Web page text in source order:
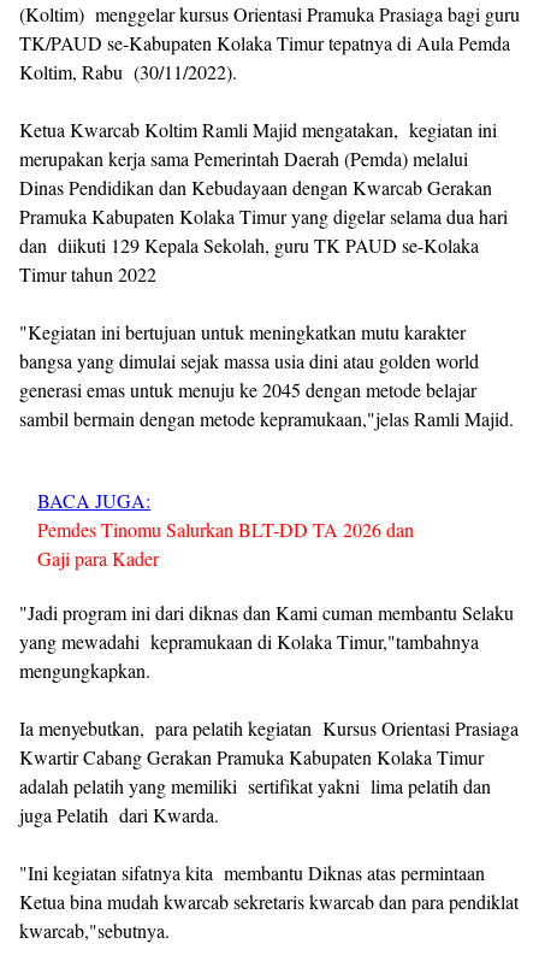
(Koltim) menggelar kursus Orientasi Pramuka Prasiaga bagi guru
TK/PAUD se-Kabupaten Kolaka Timur tepatnya di Aula Pemda
Koltim, Rabu (30/11/2022).
Ketua Kwarcab Koltim Ramli Majid mengatakan, kegiatan ini
merupakan kerja sama Pemerintah Daerah (Pemda) melalui
Dinas Pendidikan dan Kebudayaan dengan Kwarcab Gerakan
Pramuka Kabupaten Kolaka Timur yang digelar selama dua hari
dan diikuti 129 Kepala Sekolah, guru TK PAUD se-Kolaka
Timur tahun 2022
"Kegiatan ini bertujuan untuk meningkatkan mutu karakter
bangsa yang dimulai sejak massa usia dini atau golden world
generasi emas untuk menuju ke 2045 dengan metode belajar
sambil bermain dengan metode kepramukaan,"jelas Ramli Majid.
BACA JUGA:
Pemdes Tinomu Salurkan BLT-DD TA 2026 dan
Gaji para Kader
"Jadi program ini dari diknas dan Kami cuman membantu Selaku
yang mewadahi kepramukaan di Kolaka Timur,"tambahnya
mengungkapkan.
Ia menyebutkan, para pelatih kegiatan Kursus Orientasi Prasiaga
Kwartir Cabang Gerakan Pramuka Kabupaten Kolaka Timur
adalah pelatih yang memiliki sertifikat yakni lima pelatih dan
juga Pelatih dari Kwarda.
"Ini kegiatan sifatnya kita membantu Diknas atas permintaan
Ketua bina mudah kwarcab sekretaris kwarcab dan para pendiklat
kwarcab,"sebutnya.